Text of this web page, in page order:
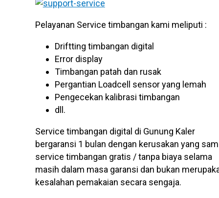
Pelayanan Service timbangan kami meliputi :
Driftting timbangan digital
Error display
Timbangan patah dan rusak
Pergantian Loadcell sensor yang lemah
Pengecekan kalibrasi timbangan
dll.
Service timbangan digital di Gunung Kaler
bergaransi 1 bulan dengan kerusakan yang
service timbangan gratis / tanpa biaya selama
masih dalam masa garansi dan bukan
kesalahan pemakaian secara sengaja.